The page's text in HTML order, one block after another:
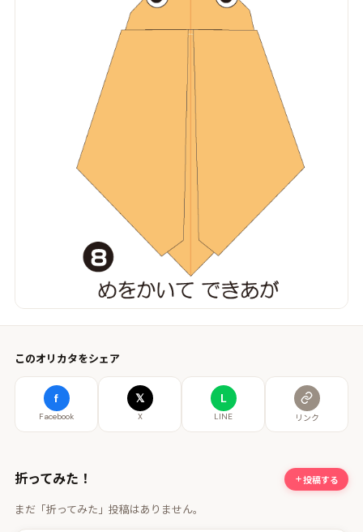
このオリカタをシェア
f
Facebook
𝕏
X
L
LINE リンク
折ってみた！ 投稿する
まだ「折ってみた」投稿はありません。